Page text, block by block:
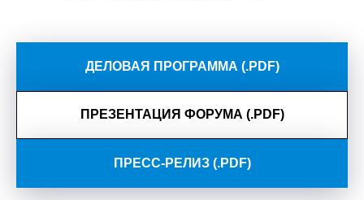
ДЕЛОВАЯ ПРОГРАММА (.PDF)
ПРЕЗЕНТАЦИЯ ФОРУМА (.PDF)
ПРЕСС-РЕЛИЗ (.PDF)